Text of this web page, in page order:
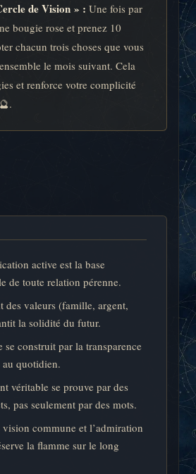
de Vision » : Une fois par
bougie rose et prenez 10
chacun trois choses que vous
le mois suivant. Cela
et renforce votre complicité
active est la base
de toute relation pérenne.
des valeurs (famille, argent,
la solidité du futur.
se construit par la transparence
quotidien.
véritable se prouve par des
pas seulement par des mots.
commune et l’admiration
la flamme sur le long